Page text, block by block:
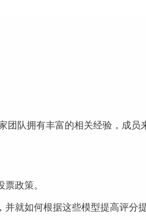
团队拥有丰富的相关经验，成员
政策。
就如何根据这些模型提高评分提